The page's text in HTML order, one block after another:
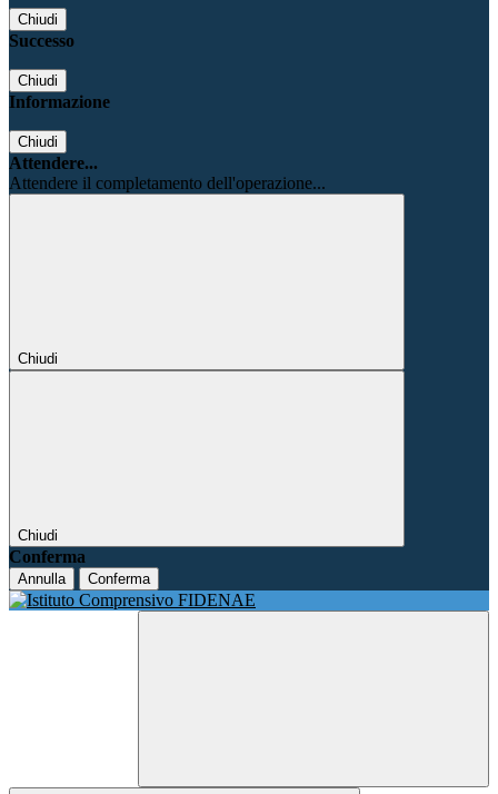
Chiudi
Successo
Chiudi
Informazione
Chiudi
Attendere...
Attendere il completamento dell'operazione...
Chiudi
Chiudi
Conferma
Annulla Conferma